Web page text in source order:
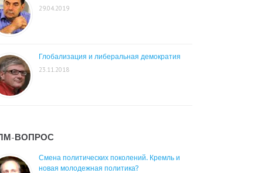
29.04.2019
Глобализация и либеральная демократия
23.11.2018
ВОПРОС
Смена политических поколений. Кремль и
новая молодежная политика?